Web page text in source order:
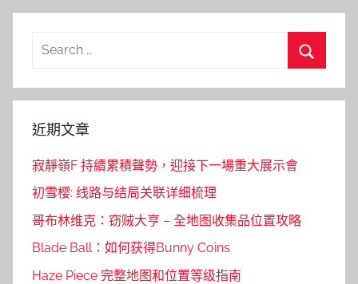
Search
近期文章
寂靜嶺F 持續累積聲勢，迎接下一場重大展示會
初雪樱: 线路与结局关联详细梳理
哥布林维克：窃贼大亨 – 全地图收集品位置攻略
Blade Ball：如何获得Bunny Coins
Haze Piece 完整地图和位置等级指南